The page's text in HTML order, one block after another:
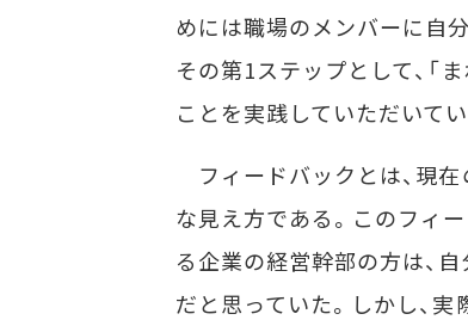
めには職場のメンバーに自
その第1ステップとして、「
ことを実践していただいてい
フィードバックとは、現
な見え方である。このフィ
る企業の経営幹部の方は、
だと思っていた。しかし、